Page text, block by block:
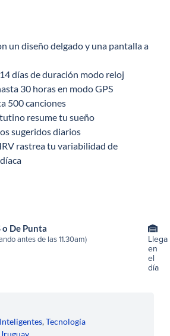
un diseño delgado y una pantalla a
días de duración modo reloj
30 horas en modo GPS
500 canciones
resume tu sueño
sugeridos diarios
rastrea tu variabilidad de
o De Punta
antes de las 11.30am)
Llega
en
el
día
,Tecnología